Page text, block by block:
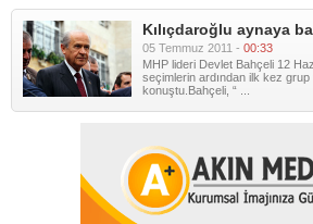
Kılıçdaroğlu aynaya
05 Temmuz 2011 - 00:33
MHP lideri Devlet Bahçeli 12
seçimlerin ardından ilk kez grup
konuştu.Bahçeli, “ ...